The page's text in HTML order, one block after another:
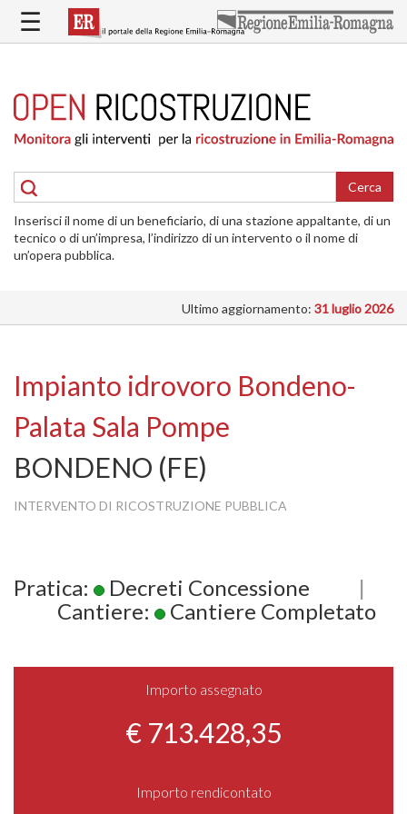
contenuto
RICOSTRUZIONE
PUBBLICA
DELLE
ABITAZIONI
RICOSTRUZIONE
ATTIVITÀ
INTERVENTI
SI
INTERVIENE
☰
Cerca
Inserisci il nome di un beneficiario, di una stazione appaltante, di un
tecnico o di un’impresa, l’indirizzo di un intervento o il nome di
un’opera pubblica.
Ultimo aggiornamento: 31 luglio 2026
Impianto idrovoro Bondeno-
Palata Sala Pompe
BONDENO (FE)
INTERVENTO DI RICOSTRUZIONE PUBBLICA
Pratica: Decreti Concessione
|
Cantiere:
Cantiere Completato
Importo assegnato
€ 713.428,35
Importo rendicontato